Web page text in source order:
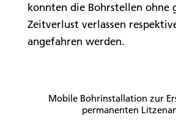
konnten die Bohrstellen ohne
Zeitverlust verlassen
angefahren werden.
Mobile Bohrinstallation zur
permanenten